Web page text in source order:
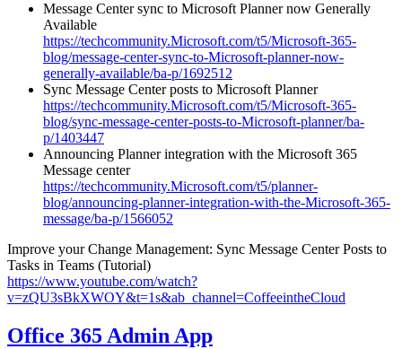
Message Center sync to Microsoft Planner now Generally
Available
https://techcommunity.Microsoft.com/t5/Microsoft-365-
blog/message-center-sync-to-Microsoft-planner-now-
generally-available/ba-p/1692512
Sync Message Center posts to Microsoft Planner
https://techcommunity.Microsoft.com/t5/Microsoft-365-
blog/sync-message-center-posts-to-Microsoft-planner/ba-
p/1403447
Announcing Planner integration with the Microsoft 365
Message center
https://techcommunity.Microsoft.com/t5/planner-
blog/announcing-planner-integration-with-the-Microsoft-365-
message/ba-p/1566052
Improve your Change Management: Sync Message Center Posts to
Tasks in Teams (Tutorial)
https://www.youtube.com/watch?
v=zQU3sBkXWOY&t=1s&ab_channel=CoffeeintheCloud
Office 365 Admin App